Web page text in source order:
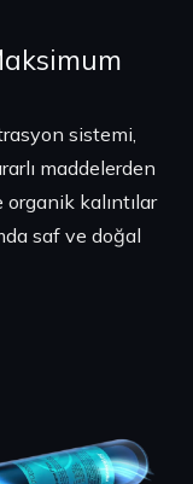
sistemi,
maddelerden
organik kalıntılar
saf ve doğal